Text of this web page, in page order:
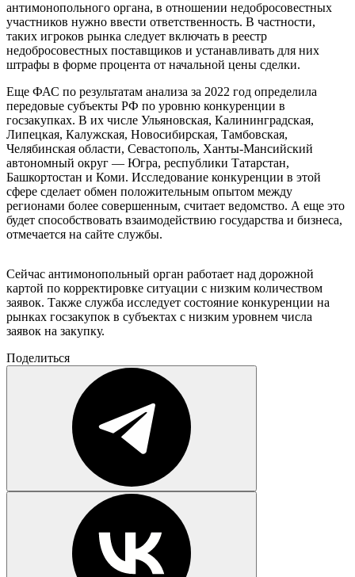
антимонопольного органа, в отношении недобросовестных
участников нужно ввести ответственность. В частности,
таких игроков рынка следует включать в реестр
недобросовестных поставщиков и устанавливать для них
штрафы в форме процента от начальной цены сделки.
Еще ФАС по результатам анализа за 2022 год определила
передовые субъекты РФ по уровню конкуренции в
госзакупках. В их числе Ульяновская, Калининградская,
Липецкая, Калужская, Новосибирская, Тамбовская,
Челябинская области, Севастополь, Ханты-Мансийский
автономный округ — Югра, республики Татарстан,
Башкортостан и Коми. Исследование конкуренции в этой
сфере сделает обмен положительным опытом между
регионами более совершенным, считает ведомство. А еще это
будет способствовать взаимодействию государства и бизнеса,
отмечается на сайте службы.
Сейчас антимонопольный орган работает над дорожной
картой по корректировке ситуации с низким количеством
заявок. Также служба исследует состояние конкуренции на
рынках госзакупок в субъектах с низким уровнем числа
заявок на закупку.
Поделиться